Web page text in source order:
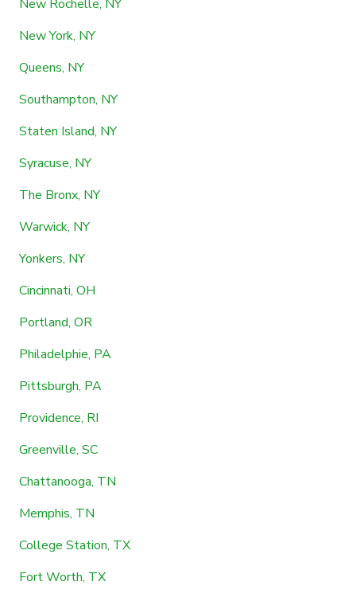
New Rochelle, NY
New York, NY
Queens, NY
Southampton, NY
Staten Island, NY
Syracuse, NY
The Bronx, NY
Warwick, NY
Yonkers, NY
Cincinnati, OH
Portland, OR
Philadelphie, PA
Pittsburgh, PA
Providence, RI
Greenville, SC
Chattanooga, TN
Memphis, TN
College Station, TX
Fort Worth, TX